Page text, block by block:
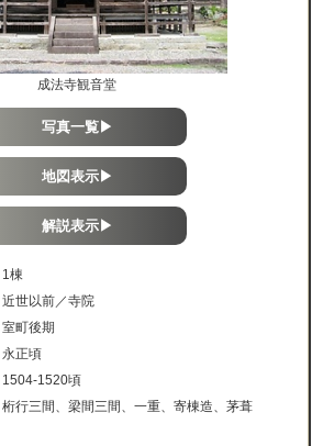
成法寺観音堂
写真一覧▶
地図表示▶
解説表示▶
1棟
近世以前／寺院
室町後期
永正頃
1504-1520頃
桁行三間、梁間三間、一重、寄棟造、茅葺